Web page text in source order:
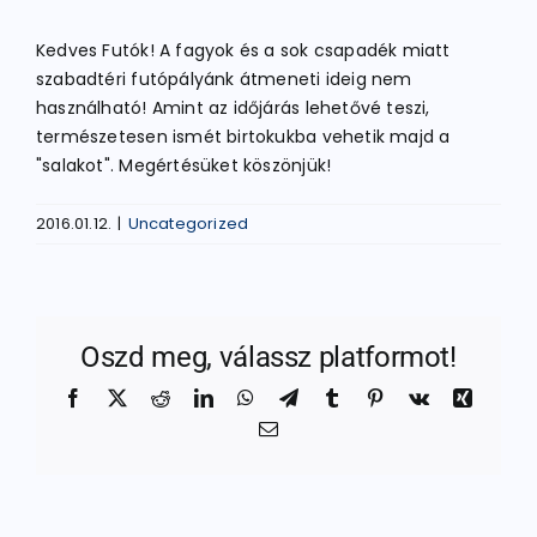
ATLÉTIKA
KERÉKPÁR
EGYÉB SPORTÁGAK
ELÉRHETŐSÉGEK
Kedves Futók! A fagyok és a sok csapadék miatt
szabadtéri futópályánk átmeneti ideig nem
használható! Amint az időjárás lehetővé teszi,
természetesen ismét birtokukba vehetik majd a
"salakot". Megértésüket köszönjük!
2016.01.12. | Uncategorized
Oszd meg, válassz platformot!
Facebook
X RedditLinkedInWhatsApp
TelegramTumblr Pinterest
Vk
Xing
Email: